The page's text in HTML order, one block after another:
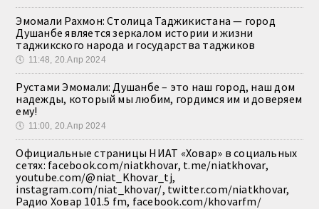
Эмомали Рахмон: Столица Таджикистана — город
Душанбе является зеркалом истории и жизни
таджикского народа и государства таджиков
🕔 11:48, 20.Апр 2024
Рустами Эмомали: Душанбе – это наш город, наш дом
надежды, который мы любим, гордимся им и доверяем
ему!
🕔 11:00, 20.Апр 2024
Официальные страницы НИАТ «Ховар» в социальных
сетях: facebook.com/niatkhovar, t.me/niatkhovar,
youtube.com/@niat_Khovar_tj,
instagram.com/niat_khovar/, twitter.com/niatkhovar,
Радио Ховар 101.5 fm, facebook.com/khovarfm/